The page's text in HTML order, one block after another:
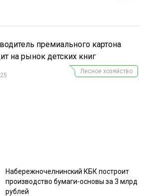
премиального картона
на рынок детских книг
Лесное хозяйство
Набережночелнинский КБК построит
производство бумаги-основы за 3 млрд
рублей